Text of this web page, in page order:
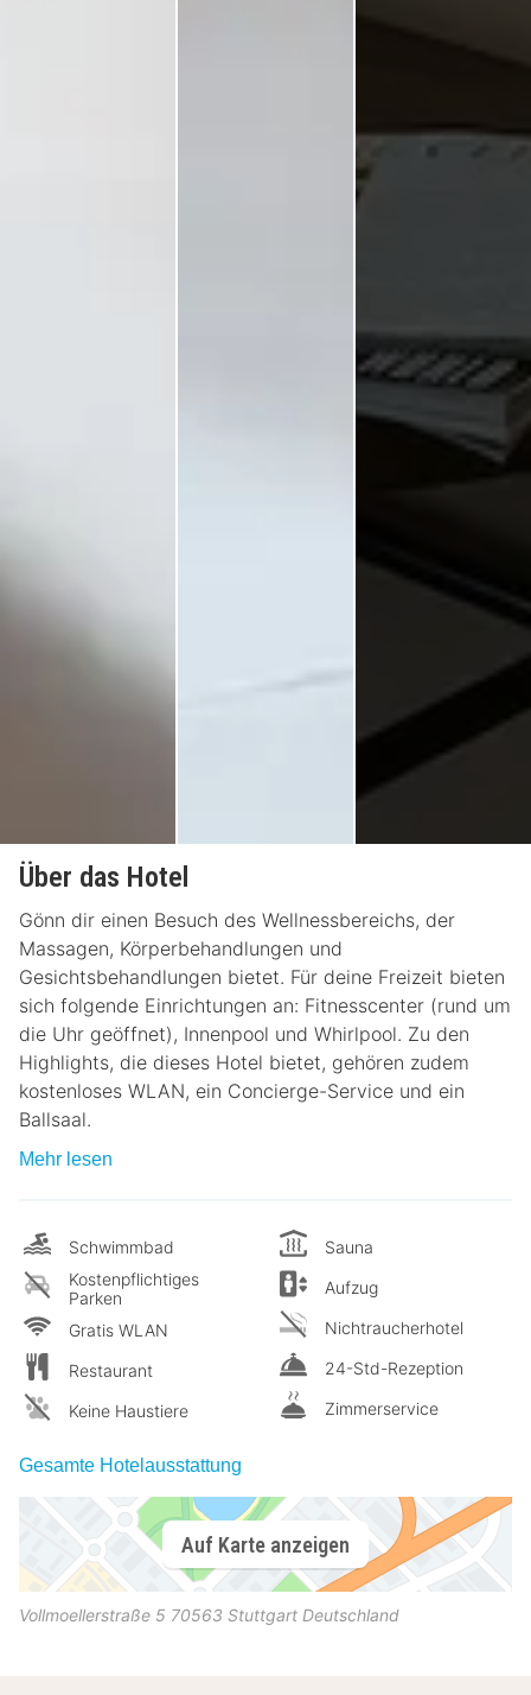
Über das Hotel
Gönn dir einen Besuch des Wellnessbereichs, der
Massagen, Körperbehandlungen und
Gesichtsbehandlungen bietet. Für deine Freizeit bieten
sich folgende Einrichtungen an: Fitnesscenter (rund um
die Uhr geöffnet), Innenpool und Whirlpool. Zu den
Highlights, die dieses Hotel bietet, gehören zudem
kostenloses WLAN, ein Concierge-Service und ein
Ballsaal.
Mehr lesen
Schwimmbad
Kostenpflichtiges
Parken
Gratis WLAN
Restaurant
Keine Haustiere
Sauna
Aufzug
Nichtraucherhotel
24-Std-Rezeption
Zimmerservice
Gesamte Hotelausstattung
Auf Karte anzeigen
Vollmoellerstraße 5 70563 Stuttgart Deutschland